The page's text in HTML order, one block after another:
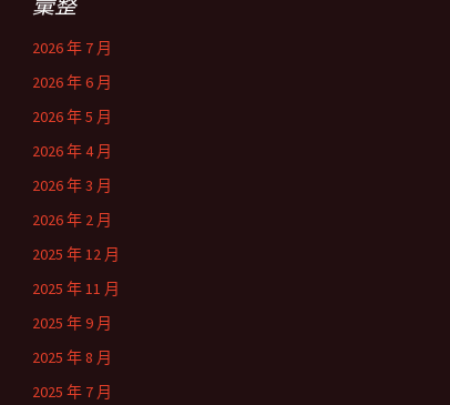
2026 年 7 月
2026 年 6 月
2026 年 5 月
2026 年 4 月
2026 年 3 月
2026 年 2 月
2025 年 12 月
2025 年 11 月
2025 年 9 月
2025 年 8 月
2025 年 7 月